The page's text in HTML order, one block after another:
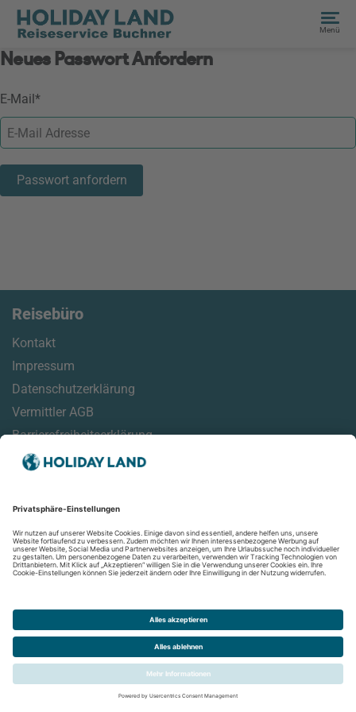
Menü
Neues Passwort Anfordern
E-Mail*
Passwort anfordern
Reisebüro
Kontakt
Impressum
Datenschutzerklärung
Vermittler AGB
Barrierefreiheitserklärung
Online Check-In Informationen
Reisehinweise
Reisemonitor
Aktuelles
Newsletter
Folgen Sie uns auf: